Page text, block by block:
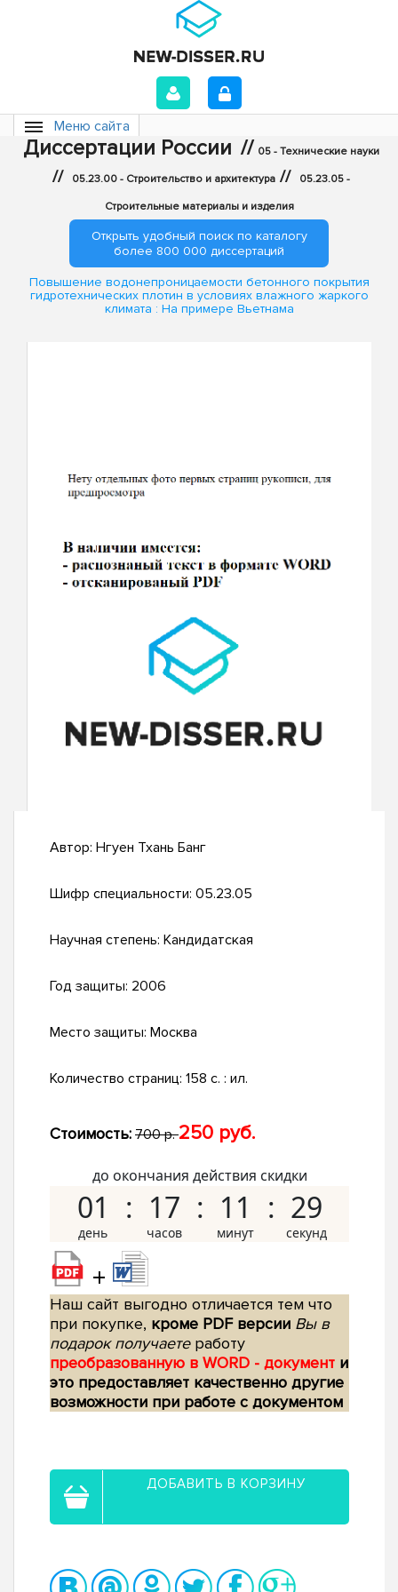
Меню сайта
Диссертации России // 05 - Технические науки
// 05.23.00 - Строительство и архитектура // 05.23.05 -
Строительные материалы и изделия
Открыть удобный поиск по каталогу
более 800 000 диссертаций
Повышение водонепроницаемости бетонного покрытия
гидротехнических плотин в условиях влажного жаркого
климата : На примере Вьетнама
Автор: Нгуен Тхань Банг
Шифр специальности: 05.23.05
Научная степень: Кандидатская
Год защиты: 2006
Место защиты: Москва
Количество страниц: 158 с. : ил.
Стоимость: 700 р.250 руб.
до окончания действия скидки
01 17 11 28
+
Наш сайт выгодно отличается тем что
при покупке, кроме PDF версии Вы в
подарок получаетеработу
преобразованную в WORD - документ и
это предоставляет качественно другие
возможности при работе с документом
ДОБАВИТЬ В КОРЗИНУ